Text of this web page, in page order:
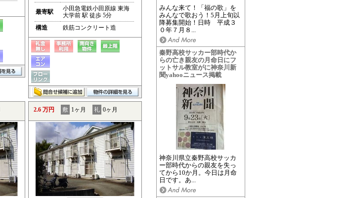
みんな来て！「福の歌」を
みんなで歌おう！5月上旬以
降募集開始！日時 平成３
０年７月８...
秦野高校サッカー部時代か
らの亡き親友の月命日にフ
ットサル教室がに神奈川新
聞yahooニュース掲載
神奈川県立秦野高校サッカ
ー部時代からの親友を失っ
てから10か月。今日は月命
日です。あ...
最寄駅
小田急電鉄小田原線 東海
大学前 駅 徒歩 5分
構造
鉄筋コンクリート造
2.6 万円 敷 1ヶ月 礼 0ヶ月